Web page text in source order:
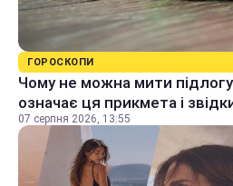
ГОРОСКОПИ
Чому не можна мити
означає ця прикмета і
07 серпня 2026, 13:55